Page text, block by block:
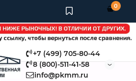
+7 (499) 705-80-44
8 (800)-511-41-58
info@pkmm.ru
0